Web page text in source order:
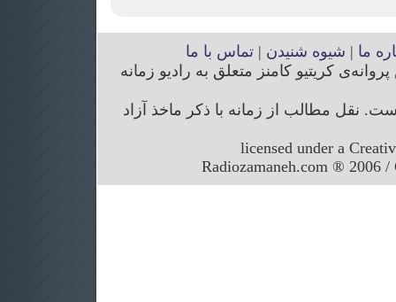
ما | شیوه شنیدن |تماس با ما
کریتیو کامنز متعلق به رادیو زمانه
نقل مطالب از زمانه با ذکر ماخذ آزاد
licensed under a